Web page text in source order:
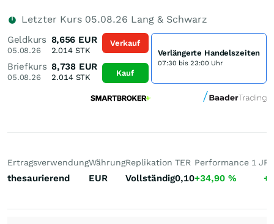
Letzter Kurs 05.08.26 Lang & Schwarz
Geldkurs
05.08.26
8,656 EUR
2.014STK
Briefkurs
05.08.26
8,738 EUR
2.014STK
Verkauf
Kauf
Verlängerte Handelszeiten
07:30 bis 23:00 Uhr
Ertragsverwendung
thesaurierend
Währung
EUR
Replikation
Vollständig
TER
0,10
Performance 1 J
+34,90 %